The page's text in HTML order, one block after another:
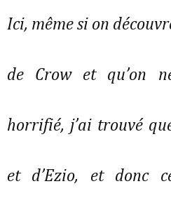
Ici, même si on
de Crow et qu’on
horrifié, j’ai trouvé
et d’Ezio, et donc